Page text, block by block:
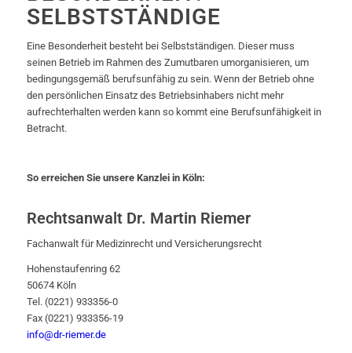
SELBSTSTÄNDIGE
Eine Besonderheit besteht bei Selbstständigen. Dieser muss
seinen Betrieb im Rahmen des Zumutbaren umorganisieren, um
bedingungsgemäß berufsunfähig zu sein. Wenn der Betrieb ohne
den persönlichen Einsatz des Betriebsinhabers nicht mehr
aufrechterhalten werden kann so kommt eine Berufsunfähigkeit in
Betracht.
So erreichen Sie unsere Kanzlei in Köln:
Rechtsanwalt Dr. Martin Riemer
Fachanwalt für Medizinrecht und Versicherungsrecht
Hohenstaufenring 62
50674 Köln
Tel. (0221) 933356-0
Fax (0221) 933356-19
info@dr-riemer.de